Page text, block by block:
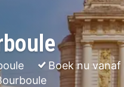
Boek nu